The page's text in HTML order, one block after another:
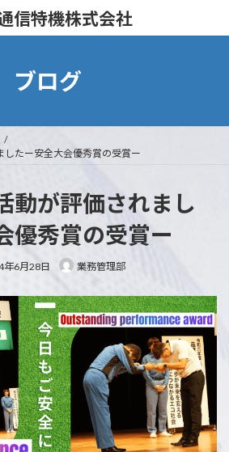
信特機株式会社
ブログ
したー安全大会優秀賞の受賞ー
動が評価されまし
優秀賞の受賞ー
年6月28日 業務管理部